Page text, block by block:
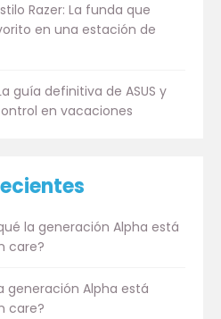
Razer: La funda que
en una estación de
guía definitiva de ASUS y
en vacaciones
la generación Alpha está
care?
generación Alpha está
care?